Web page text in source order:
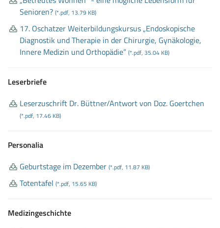
Senioren? (*.pdf, 13.79 KB)
17. Oschatzer Weiterbildungskursus „Endoskopische
Diagnostik und Therapie in der Chirurgie, Gynäkologie,
Innere Medizin und Orthopädie” (*.pdf, 35.04 KB)
Leserbriefe
Leserzuschrift Dr. Büttner/Antwort von Doz. Goertchen
(*.pdf, 17.46 KB)
Personalia
Geburtstage im Dezember (*.pdf, 11.87 KB)
Totentafel (*.pdf, 15.65 KB)
Medizingeschichte